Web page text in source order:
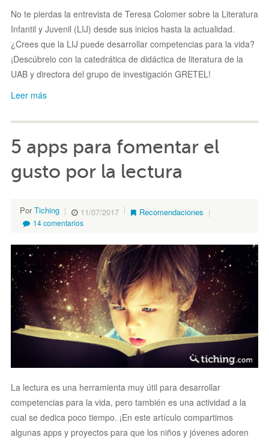
No te pierdas la entrevista de Teresa Colomer sobre la Literatura
Infantil y Juvenil (LIJ) desde sus inicios hasta la actualidad.
¿Crees que la LIJ puede desarrollar competencias para la vida?
¡Descúbrelo con la catedrática de didáctica de literatura de la
UAB y directora del grupo de investigación GRETEL!
Leer más
5 apps para fomentar el
gusto por la lectura
PorTiching 11/07/2017 Recomendaciones
14 comentarios
La lectura es una herramienta muy útil para desarrollar
competencias para la vida, pero también es una actividad a la
cual se dedica poco tiempo. ¡En este artículo compartimos
algunas apps y proyectos para que los niños y jóvenes adoren